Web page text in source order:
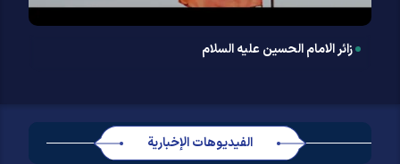
زائر الامام الحسین علیه السلام
الفيديوهات الإخبارية